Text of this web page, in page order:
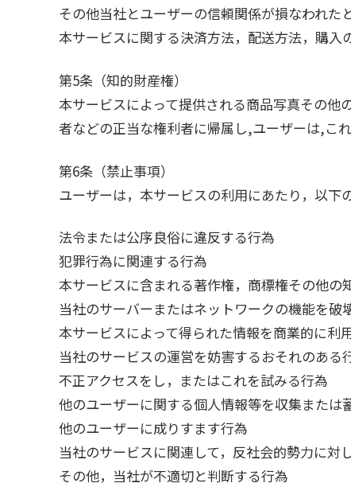
その他当社とユーザーの信頼関係が損なわれた
本サービスに関する決済方法，配送方法，購入
第5条（知的財産権）
本サービスによって提供される商品写真その
者などの正当な権利者に帰属し,ユーザーは,こ
第6条（禁止事項）
ユーザーは，本サービスの利用にあたり，以下
法令または公序良俗に違反する行為
犯罪行為に関連する行為
本サービスに含まれる著作権，商標権その他の
当社のサーバーまたはネットワークの機能を破
本サービスによって得られた情報を商業的に利
当社のサービスの運営を妨害するおそれのある
不正アクセスをし，またはこれを試みる行為
他のユーザーに関する個人情報等を収集または
他のユーザーに成りすます行為
当社のサービスに関連して，反社会的勢力に対
その他，当社が不適切と判断する行為